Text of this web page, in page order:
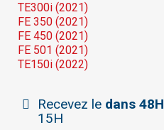
TE300i (2021)
FE 350 (2021)
FE 450 (2021)
FE 501 (2021)
TE150i (2022)
Recevez le dans 48H
15H